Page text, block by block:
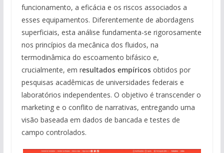
funcionamento, a eficácia e os riscos associados a
esses equipamentos. Diferentemente de abordagens
superficiais, esta análise fundamenta-se rigorosamente
nos princípios da mecânica dos fluidos, na
termodinâmica do escoamento bifásico e,
crucialmente, em resultados empíricosobtidos por
pesquisas acadêmicas de universidades federais e
laboratórios independentes. O objetivo é transcender o
marketing e o conflito de narrativas, entregando uma
visão baseada em dados de bancada e testes de
campo controlados.